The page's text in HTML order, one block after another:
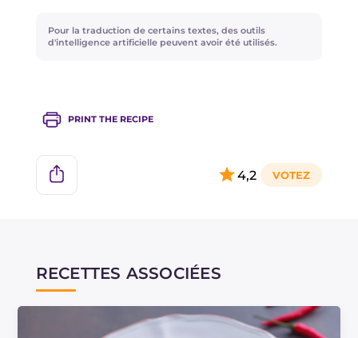
Pour la traduction de certains textes, des outils
d'intelligence artificielle peuvent avoir été utilisés.
PRINT THE RECIPE
4,2
RECETTES ASSOCIÉES